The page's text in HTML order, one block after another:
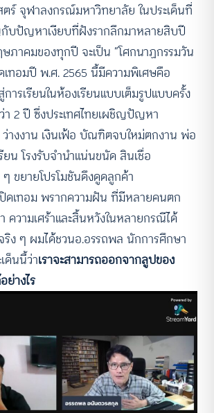
ร์ จุฬาลงกรณ์มหาวิทยาลัย ในประเด็นที่
กับปัญหาเงียบที่ฝังรากลึกมาหลายสิบปี
ภาคมของทุกปี จะเป็น “โศกนาฏกรรมวัน
เทอมปี พ.ศ. 2565 นี้มีความพิเศษคือ
การเรียนในห้องเรียนแบบเต็มรูปแบบครั้ง
ว่า 2 ปี ซึ่งประเทศไทยเผชิญปัญหา
างงาน เงินเฟ้อ บัณฑิตจบใหม่ตกงาน พ่อ
ยน โรงรับจำนำแน่นขนัด สินเชื่อ
ขยายโปรโมชันดึงดูดลูกค้า
ดเทอม พรากความฝัน ที่มีหลายคนตก
ความเศร้าและสิ้นหวังในหลายกรณีได้
ง ๆ ผมได้ชวนอ.อรรถพล นักการศึกษา
ด็นนี้ว่าเราจะสามารถออกจากลูปของ
ย่างไร